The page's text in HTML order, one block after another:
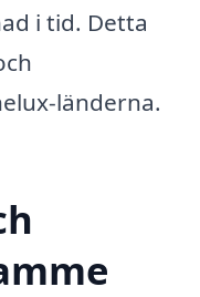
i tid. Detta
länderna.